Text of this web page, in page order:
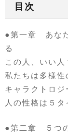
目次
●第一章 あな
る
この人、いい
私たちは多様性
キャラクトロジ
人の性格は５
●第二章 ５つ